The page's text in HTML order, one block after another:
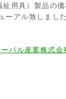
用具）製品の価
アル致しました
バル産業株式